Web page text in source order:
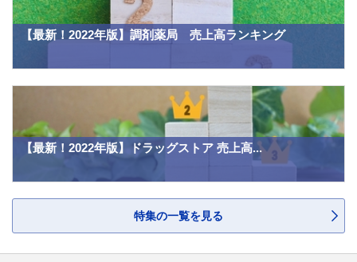
【最新！2022年版】調剤薬局 売上高ランキング
【最新！2022年版】ドラッグストア 売上高...
特集の一覧を見る